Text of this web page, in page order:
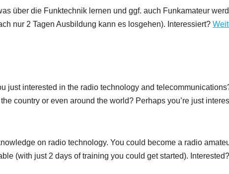
über die Funktechnik lernen und ggf. auch Funkamateur
nur 2 Tagen Ausbildung kann es losgehen). Interessiert?
just interested in the radio technology and
country or even around the world? Perhaps you’re just
on radio technology. You could become a radio
(with just 2 days of training you could get started). Interested?